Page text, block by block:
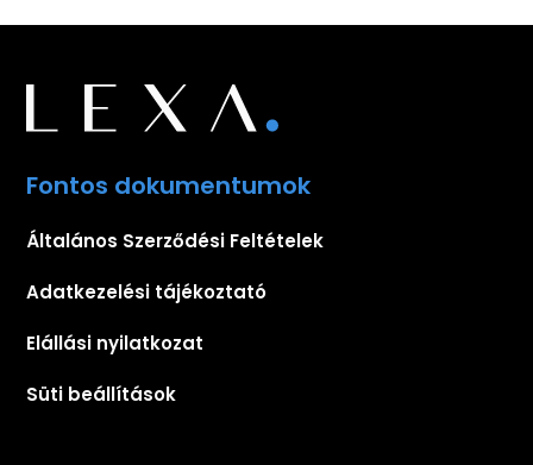
Fontos dokumentumok
Általános Szerződési Feltételek
Adatkezelési tájékoztató
Elállási nyilatkozat
Süti beállítások